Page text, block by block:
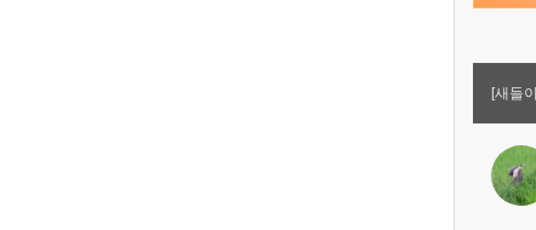
[새들